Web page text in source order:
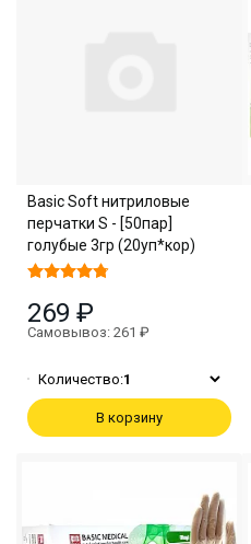
Basic Soft нитриловые
перчатки S - [50пар]
голубые 3гр (20уп*кор)
269 ₽
Самовывоз: 261 ₽
Количество:1
В корзину